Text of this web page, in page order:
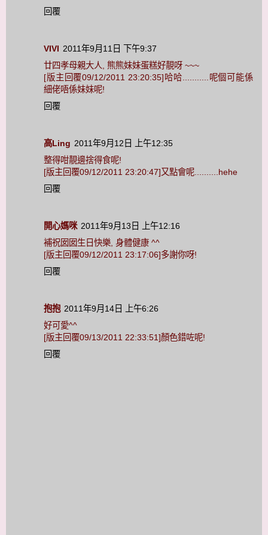
回覆
VIVI 2011年9月11日 下午9:37
廿四孝母親大人, 熊熊妹妹蛋糕好靚呀 ~~~
[版主回覆09/12/2011 23:20:35]哈哈...........呢個可能係
細佬唔係妹妹呢!
回覆
高Ling 2011年9月12日 上午12:35
整得咁靚邊捨得食呢!
[版主回覆09/12/2011 23:20:47]又點會呢..........hehe
回覆
開心媽咪 2011年9月13日 上午12:16
補祝囡囡生日快樂, 身體健康 ^^
[版主回覆09/12/2011 23:17:06]多謝你呀!
回覆
抱抱 2011年9月14日 上午6:26
好可愛^^
[版主回覆09/13/2011 22:33:51]顏色錯咗呢!
回覆